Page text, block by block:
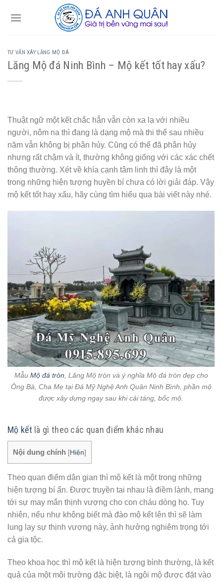
TƯ VẤN XÂY LĂNG MỘ ĐÁ
Lăng Mộ đá Ninh Bình – Mộ kết tốt hay xấu?
Thuật ngữ một kết chắc hẳn vẫn còn xa lạ với nhiều
người, nôm na thì đang là dạng mộ mà thi thể sau nhiều
năm vẫn không bị phân hủy. Cũng có thể đã phân hủy
nhưng rất chậm và ít, thường không giống với các xác chết
thông thường. Xét về khía cạnh tâm linh thì đây là một
trong những hiện tượng huyền bí chưa có lời giải đáp. Vậy
mộ kết tốt hay xấu, hãy cùng tìm hiểu qua bài viết này nhé.
Mẫu Mộ đá tròn , Lăng Mộ tròn và ý nghĩa Mộ đá tròn đẹp cho
Ông Bà, Cha Mẹ tại Đá Mỹ Nghệ Anh Quân Ninh Bình, phần mộ
được xây dựng ngay sau khi cải táng, bốc mộ.
Mộ kết là gì theo các quan điểm khác nhau
Nội dung chính [Hiện]
Theo quan điểm dân gian thì mộ kết là một trong những
hiện tượng bí ẩn. Được truyền tai nhau là điềm lành, mang
tới sự may mắn thịnh vượng cho con cháu dòng họ. Tuy
nhiên, nếu như không biết mà đào mộ kết lên thì sẽ làm
lung lay sự thịnh vượng này, ảnh hưởng nghiêm trọng tới
cả gia tộc.
Theo khoa học thì mộ kết là hiện tượng bình thường, là kết
quả của một môi trường đặc biệt, là ngôi mộ được đặt vào